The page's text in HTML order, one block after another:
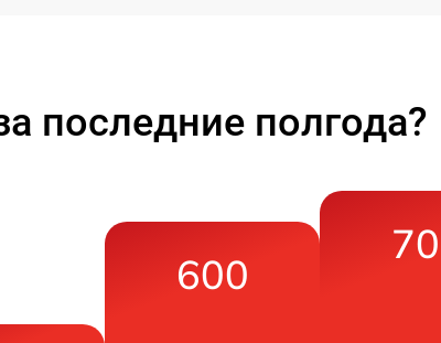
последние полгода?
600